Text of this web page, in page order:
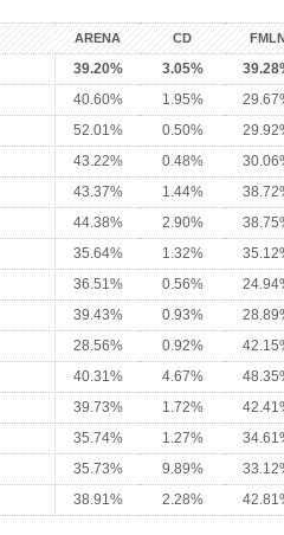
ARENA CD
39.20% 3.05%
40.60% 1.95%
52.01% 0.50%
43.22% 0.48%
43.37% 1.44%
44.38% 2.90%
35.64% 1.32%
36.51% 0.56%
39.43% 0.93%
28.56% 0.92%
40.31% 4.67%
39.73% 1.72%
35.74% 1.27%
35.73% 9.89%
38.91% 2.28%